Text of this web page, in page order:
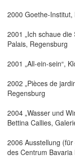
2000 Goethe-Institut,
2001 „Ich schaue
Palais, Regensburg
2001 „All-ein-sein“,
2002 „Pièces de
Regensburg
2004 „Wasser und
Bettina Callies,
2006 Ausstellung
des Centrum